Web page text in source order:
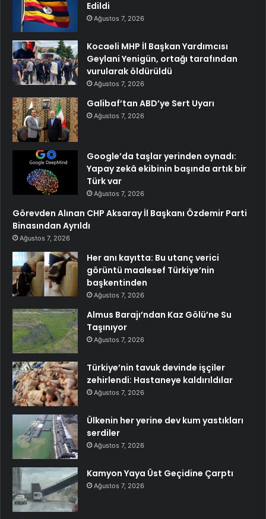
Edildi
Ağustos 7, 2026
Kocaeli MHP İl Başkan Yardımcısı
Geylani Yenigün, ortağı tarafından
vurularak öldürüldü
Ağustos 7, 2026
Galibaf’tan ABD’ye Sert Uyarı
Ağustos 7, 2026
Google’da taşlar yerinden oynadı:
Yapay zekâ ekibinin başında artık bir
Türk var
Ağustos 7, 2026
Görevden Alınan CHP Aksaray İl Başkanı Özdemir Parti
Binasından Ayrıldı
Ağustos 7, 2026
Her anı kayıtta: Bu utanç verici
görüntü maalesef Türkiye’nin
başkentinden
Ağustos 7, 2026
Almus Barajı’ndan Kaz Gölü’ne Su
Taşınıyor
Ağustos 7, 2026
Türkiye’nin tavuk devinde işçiler
zehirlendi: Hastaneye kaldırıldılar
Ağustos 7, 2026
Ülkenin her yerine dev kum yastıkları
serdiler
Ağustos 7, 2026
Kamyon Yaya Üst Geçidine Çarptı
Ağustos 7, 2026